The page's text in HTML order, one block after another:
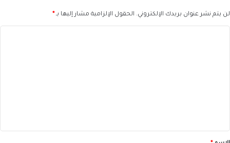
لن يتم نشر عنوان بريدك الإلكتروني. الحقول الإلزامية مشار إليها بـ*
*